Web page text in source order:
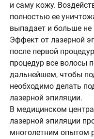
и саму кожу.
полностью ее
выпадает и больше не
Эффект от лазерной
после первой
процедур все волосы
дальнейшем, чтобы
необходимо делать
лазерной эпиляции.
В медицинском
лазерной эпиляции
многолетним опытом